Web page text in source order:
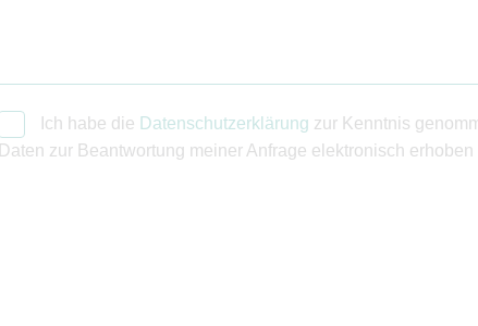
Ich habe die Datenschutzerklärung zur Kenntnis
Daten zur Beantwortung meiner Anfrage elektronisch